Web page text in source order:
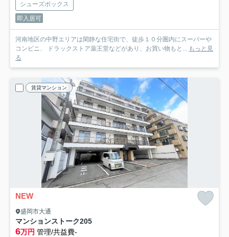
シューズボックス
即入居可
河南地区の中野エリアは閑静な住宅街で、徒歩１０分圏内にスーパーや
コンビニ、 ドラックストア薬王堂などがあり、お買い物もと... もっと見
る
賃貸マンション
NEW
盛岡市大通
マンションストーク205
6万円 管理/共益費-